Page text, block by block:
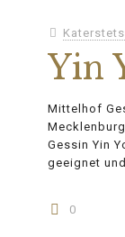
Katerstets
Yin
Mittelhof
Gessin Yin
geeignet
0